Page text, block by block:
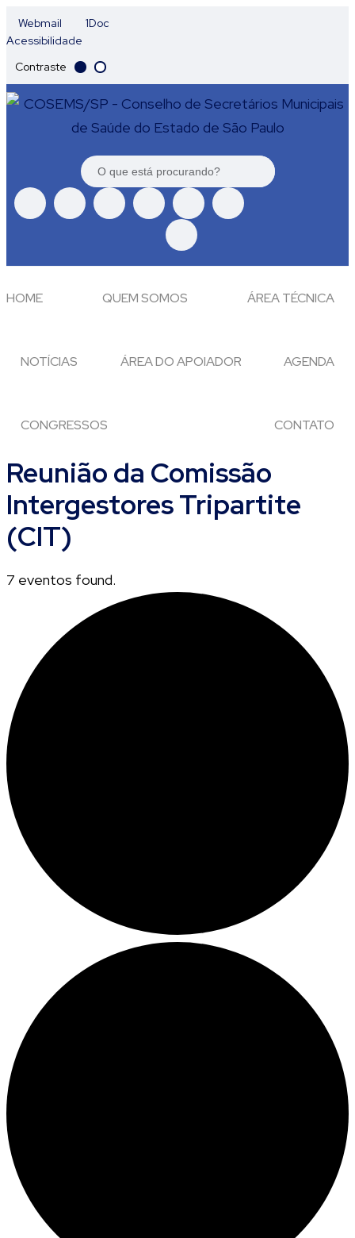
Webmail
1Doc
Acessibilidade
Contraste
HOME QUEM SOMOS ÁREA TÉCNICA
NOTÍCIAS ÁREA DO APOIADOR AGENDA
CONGRESSOS CONTATO
Reunião da Comissão
Intergestores Tripartite
(CIT)
7 eventos found.